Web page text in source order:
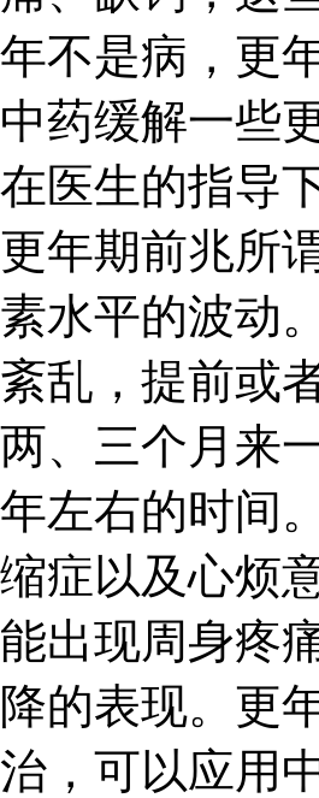
年不是病，更
中药缓解一些
在医生的指导
更年期前兆所
素水平的波动
紊乱，提前或
两、三个月来
年左右的时间
缩症以及心烦
能出现周身疼
降的表现。更
治，可以应用